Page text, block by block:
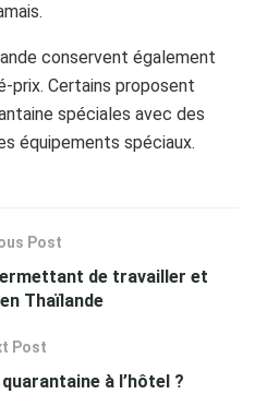
conservent également
prix. Certains proposent
spéciales avec des
équipements spéciaux.
Post
de travailler et
Thaïlande
Post
à l’hôtel ?